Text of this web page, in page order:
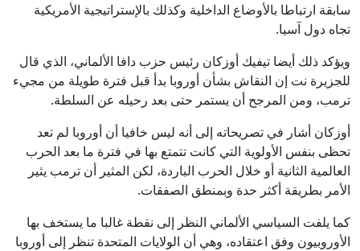
سابقة ارتباطا بالأوضاع الداخلية وكذلك بالإستراتيجية الأمريكية
تجاه دول آسيا.
ويؤكد ذلك أيضا تيفيك أوزكان رئيس حزب دافا الألماني، الذي قال
للجزيرة نت إن النقاش بشأن أوروبا بدأ قبل فترة طويلة من مجيء
ترمب، ومن المرجح أن يستمر حتى بعد رحيله عن السلطة.
أوزكان أشار في تصريحاته إلى أنه ليس خافيا أن أوروبا لم تعد
تحظى بنفس الأولوية التي كانت تتمتع بها في فترة ما بعد الحرب
العالمية الثانية أو خلال الحرب الباردة، لكن المثير أن ترمب يثير
الأمر بطريقة أكثر حدة وبمنطق الصفقات.
كما يلفت السياسي الألماني النظر إلى نقطة غالبا ما يستخف بها
الأوروبيون وفق اعتقاده، وهي أن الولايات المتحدة تنظر إلى أوروبا